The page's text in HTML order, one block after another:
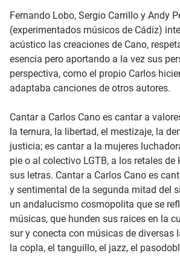
Fernando Lobo, Sergio Carrillo y Andy
(experimentados músicos de Cádiz)
acústico las creaciones de Cano,
esencia pero aportando a la vez sus
perspectiva, como el propio Carlos
adaptaba canciones de otros autores.
Cantar a Carlos Cano es cantar a
la ternura, la libertad, el mestizaje, la
justicia; es cantar a la mujeres
pie o al colectivo LGTB, a los retales de
sus letras. Cantar a Carlos Cano es
y sentimental de la segunda mitad del
un andalucismo cosmopolita que se
músicas, que hunden sus raices en la
sur y conecta con músicas de diversas
la copla, el tanguillo, el jazz, el